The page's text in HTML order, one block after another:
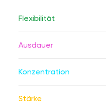
Flexibilität
Ausdauer
Konzentration
Stärke